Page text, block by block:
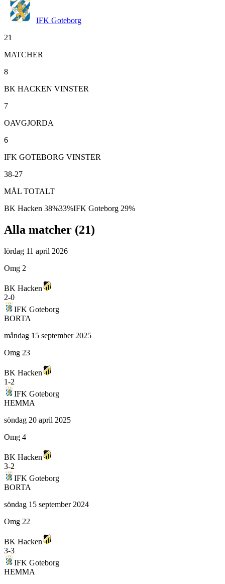
IFK Goteborg
21
MATCHER
8
BK HACKEN VINSTER
7
OAVGJORDA
6
IFK GOTEBORG VINSTER
38-27
MÅL TOTALT
BK Hacken 38%33%IFK Goteborg 29%
Alla matcher (21)
lördag 11 april 2026
Omg 2
BK Hacken
2-0
IFK Goteborg
BORTA
måndag 15 september 2025
Omg 23
BK Hacken
1-2
IFK Goteborg
HEMMA
söndag 20 april 2025
Omg 4
BK Hacken
3-2
IFK Goteborg
BORTA
söndag 15 september 2024
Omg 22
BK Hacken
3-3
IFK Goteborg
HEMMA